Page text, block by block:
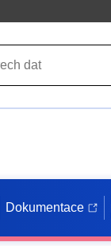
Dokumentace